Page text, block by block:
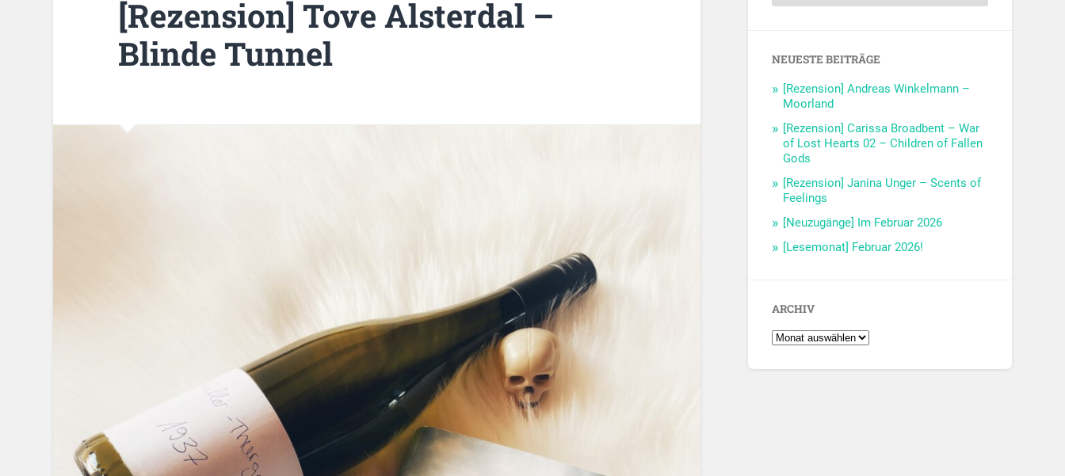
[Rezension] Tove Alsterdal –
Blinde Tunnel
NEUESTE BEITRÄGE
[Rezension] Andreas Winkelmann –
Moorland
[Rezension] Carissa Broadbent – War
of Lost Hearts 02 – Children of Fallen
Gods
[Rezension] Janina Unger – Scents of
Feelings
[Neuzugänge] Im Februar 2026
[Lesemonat] Februar 2026!
ARCHIV